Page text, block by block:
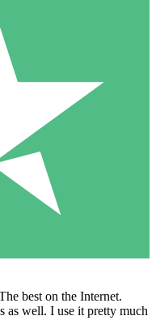
best on the Internet.
as well. I use it pretty much